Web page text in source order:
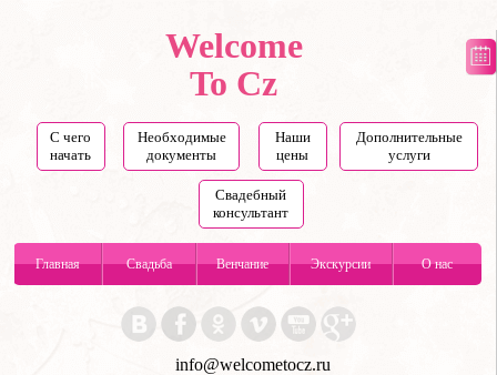
Welcome
To Cz
С чего
начать
Необходимые
документы
Наши
цены
Дополнительные
услуги
Свадебный
консультант
Главная Свадьба Венчание Экскурсии О нас
info@welcometocz.ru